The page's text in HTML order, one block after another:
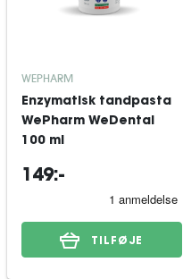
WEPHARM
Enzymatisk tandpasta
WePharm WeDental
100 ml
149:-
TILFØJE